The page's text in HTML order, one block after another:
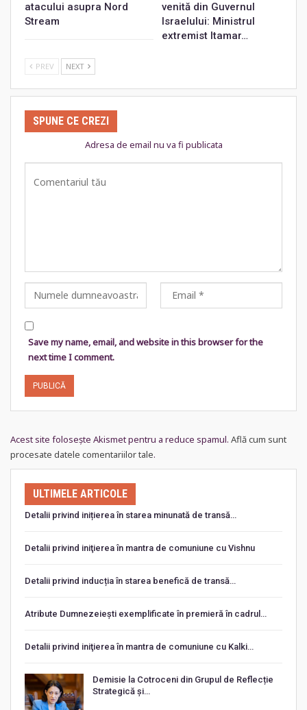
atacului asupra Nord
Stream
venită din Guvernul
Israelului: Ministrul
extremist Itamar…
PREV NEXT
SPUNE CE CREZI
Adresa de email nu va fi publicata
Save my name, email, and website in this browser for the
next time I comment.
Acest site folosește Akismet pentru a reduce spamul. Află cum sunt
procesate datele comentariilor tale.
ULTIMELE ARTICOLE
Detalii privind inițierea în starea minunată de transă…
Detalii privind iniţierea în mantra de comuniune cu Vishnu
Detalii privind inducția în starea benefică de transă…
Atribute Dumnezeiești exemplificate în premieră în cadrul…
Detalii privind iniţierea în mantra de comuniune cu Kalki…
Demisie la Cotroceni din Grupul de Reflecție
Strategică și…